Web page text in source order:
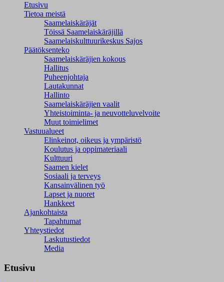
Etusivu
Tietoa meistä
Saamelaiskäräjät
Töissä Saamelaiskäräjillä
Saamelaiskulttuuri­keskus Sajos
Päätöksenteko
Saamelaiskäräjien kokous
Hallitus
Puheenjohtaja
Lautakunnat
Hallinto
Saamelaiskäräjien vaalit
Yhteistoiminta- ja neuvotteluvelvoite
Muut toimielimet
Vastuualueet
Elinkeinot, oikeus ja ympäristö
Koulutus ja oppimateriaali
Kulttuuri
Saamen kielet
Sosiaali ja terveys
Kansainvälinen työ
Lapset ja nuoret
Hankkeet
Ajankohtaista
Tapahtumat
Yhteystiedot
Laskutustiedot
Media
Etusivu